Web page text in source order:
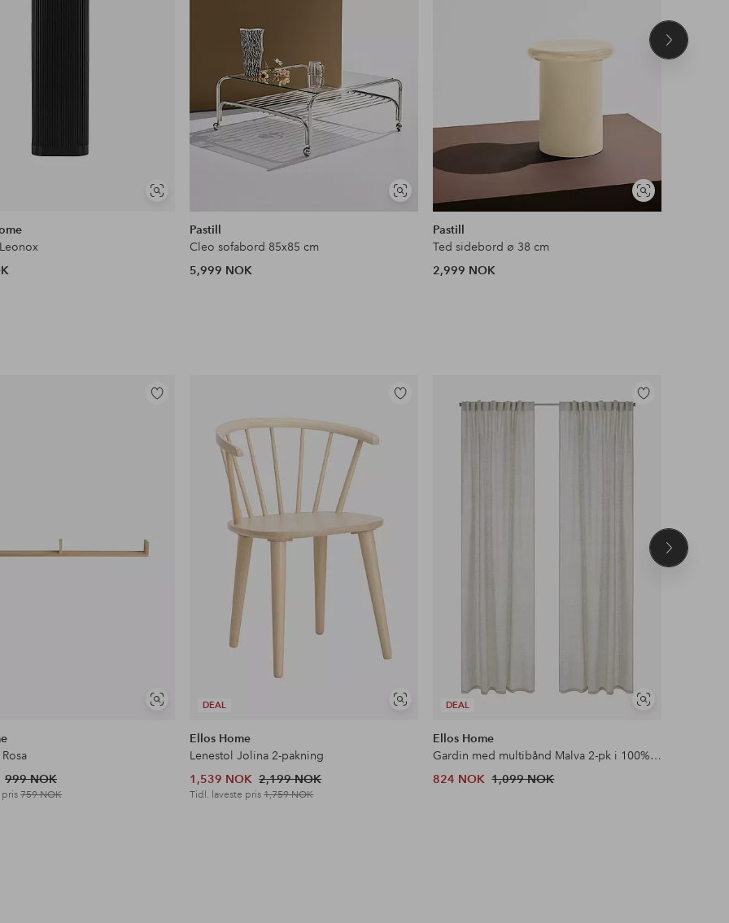
Vis
lignende
Vis
lignende
Pastill
Cleo sofabord 85x85 cm
5,999 NOK
Vis
lignende
Pastill
Ted sidebord ø 38 cm
2,999 NOK
Neste
Vis
Legg
999 NOK
pris759 NOK
DEAL
Vis
Legg
Ellos Home
Lenestol Jolina 2-pakning
1,539 NOK 2,199 NOK
Tidl. laveste pris1,759 NOK
DEAL
Vis
Legg
Ellos Home
Gardin med multibånd Malva 2-pk i 100% lin
824 NOK 1,099 NOK
Neste